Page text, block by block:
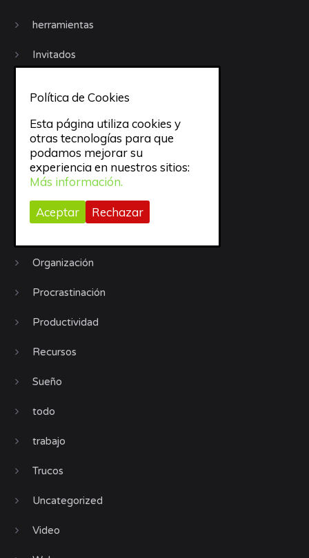
herramientas
Invitados
Libros
Motivación
Móviles
Organización
Procrastinación
Productividad
Recursos
Sueño
todo
trabajo
Trucos
Uncategorized
Video
Política de Cookies
Esta página utiliza cookies y
otras tecnologías para que
podamos mejorar su
experiencia en nuestros sitios:
Más información.
Aceptar Rechazar